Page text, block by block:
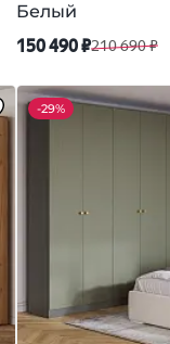
Белый
150 490 ₽210 690 ₽
-29%